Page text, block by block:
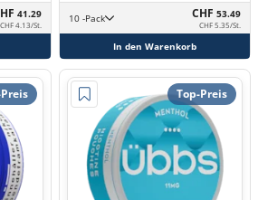
41.29
CHF 4.13/St.
10 -Pack CHF 53.49
CHF 5.35/St.
In den Warenkorb
Top-Preis